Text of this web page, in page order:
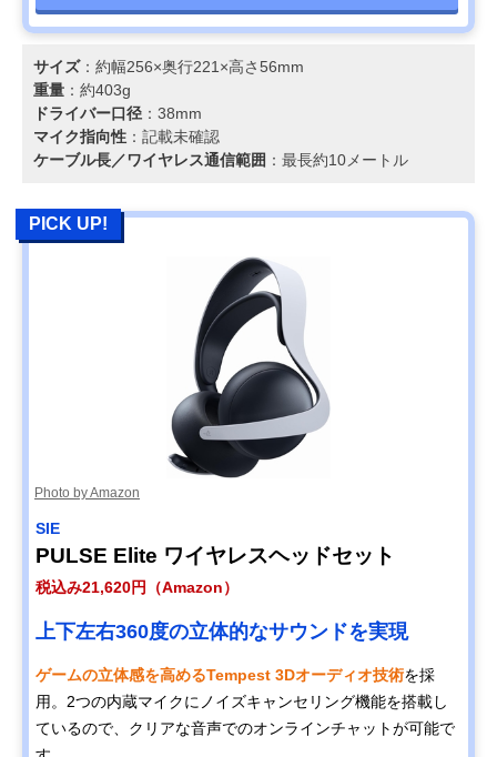
サイズ：約幅256×奥行221×高さ56mm
重量 ：約403g
ドライバー口径 ：38mm
マイク指向性 ：記載未確認
ケーブル長／ワイヤレス通信範囲 ：最長約10メートル
PICK UP!
Photo by Amazon
SIE
PULSE Elite ワイヤレスヘッドセット
税込み21,620円（Amazon）
上下左右360度の立体的なサウンドを実現
ゲームの立体感を高めるTempest 3Dオーディオ技術を採
用。2つの内蔵マイクにノイズキャンセリング機能を搭載し
ているので、クリアな音声でのオンラインチャットが可能で